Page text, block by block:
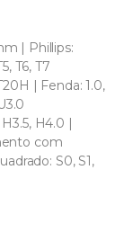
| Phillips:
T6, T7
| Fenda: 1.0,
H4.0 |
com
S0, S1,